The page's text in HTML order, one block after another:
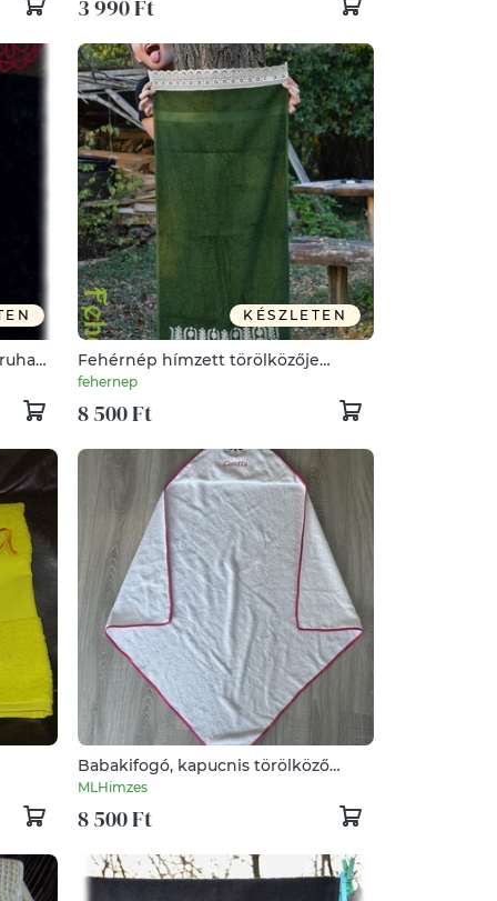
3 990 Ft
KÉSZLETEN
Fehérnép hímzett törölközője
50x100 méregzöld
fehernep
8 500 Ft
Babakifogó, kapucnis törölköző
hímzéssel, névre szólóan
MLHimzes
8 500 Ft